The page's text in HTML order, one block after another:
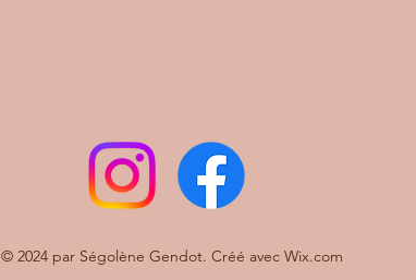
© 2024 par Ségolène Gendot. Créé avec Wix.com